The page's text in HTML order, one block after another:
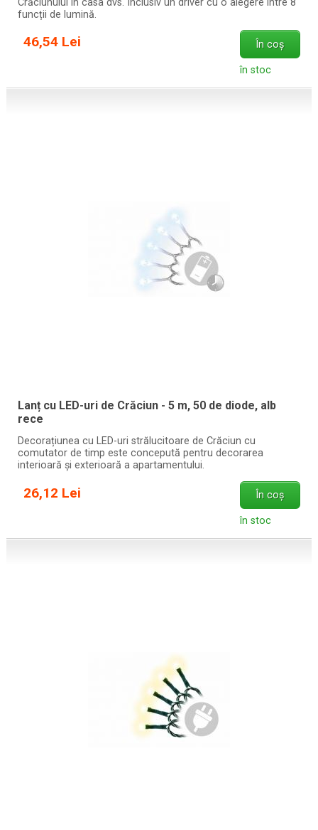
funcții de lumină.
46,54 Lei În coș
în stoc
Lanț cu LED-uri de Crăciun - 5 m, 50 de diode, alb
rece
Decorațiunea cu LED-uri strălucitoare de Crăciun cu
comutator de timp este concepută pentru decorarea
interioară și exterioară a apartamentului.
26,12 Lei În coș
în stoc